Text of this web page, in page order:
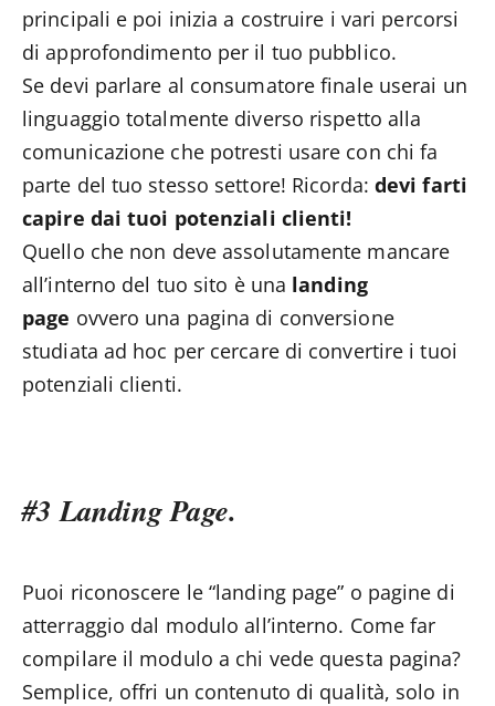
principali e poi inizia a costruire i vari percorsi
di approfondimento per il tuo pubblico.
Se devi parlare al consumatore finale userai un
linguaggio totalmente diverso rispetto alla
comunicazione che potresti usare con chi fa
parte del tuo stesso settore! Ricorda: devi farti
capire dai tuoi potenziali clienti!
Quello che non deve assolutamente mancare
all’interno del tuo sito è una landing
page ovvero una pagina di conversione
studiata ad hoc per cercare di convertire i tuoi
potenziali clienti.
#3 Landing Page.
Puoi riconoscere le “landing page” o pagine di
atterraggio dal modulo all’interno. Come far
compilare il modulo a chi vede questa pagina?
Semplice, offri un contenuto di qualità, solo in